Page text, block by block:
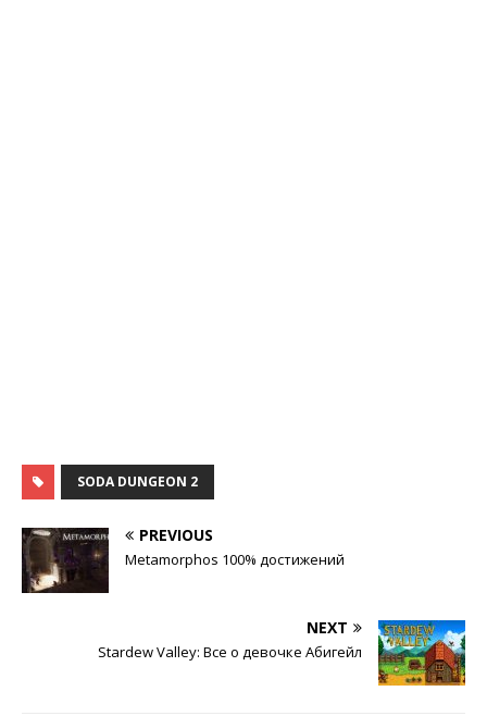
SODA DUNGEON 2
PREVIOUS
Metamorphos 100% достижений
NEXT
Stardew Valley: Все о девочке Абигейл